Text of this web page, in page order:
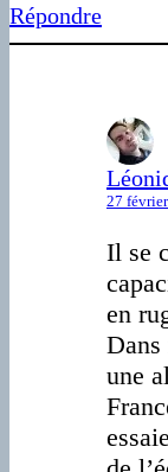
Répondre
27
Il se
en
Dans
une